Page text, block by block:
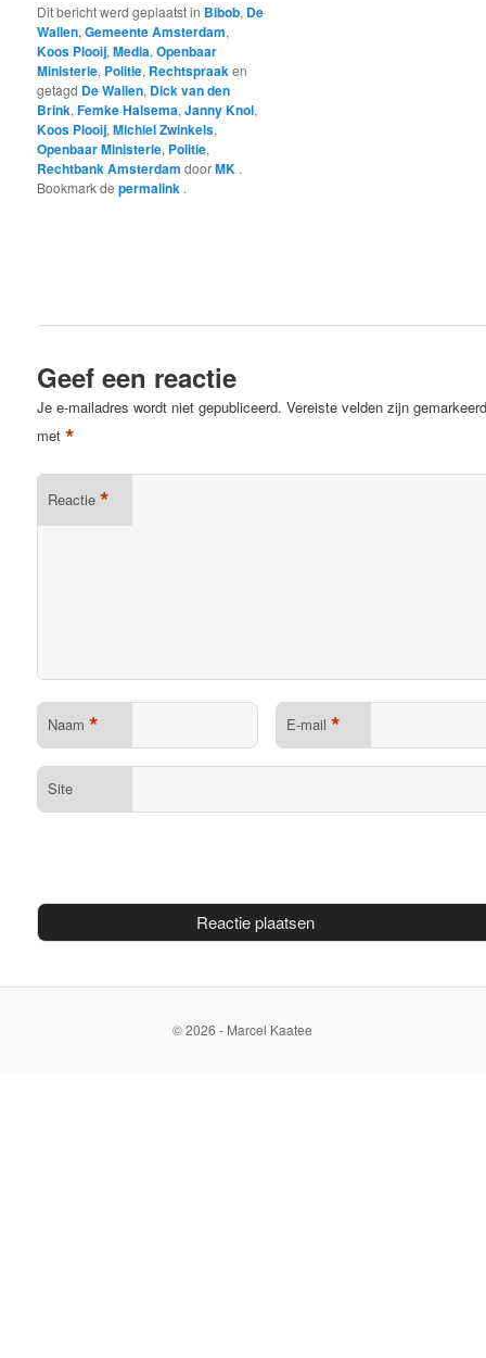
Dit bericht werd geplaatst in Bibob, De
Wallen,Gemeente Amsterdam,
Koos Plooij,Media,Openbaar
Ministerie, Politie, Rechtspraak en
getagd De Wallen, Dick van den
Brink,Femke Halsema,Janny Knol,
Koos Plooij,Michiel Zwinkels,
Openbaar Ministerie, Politie,
Rechtbank Amsterdam doorMK .
Bookmark depermalink .
Geef een reactie
Je e-mailadres wordt niet gepubliceerd. Vereiste velden zijn
met*
Reactie *
Naam * E-mail *
Site
© 2026 - Marcel Kaatee